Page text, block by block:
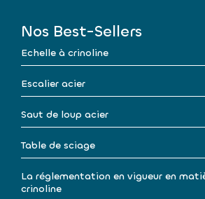
Nos Best-Sellers
Echelle à crinoline
Escalier acier
Saut de loup acier
Table de sciage
La réglementation en vigueur en
crinoline